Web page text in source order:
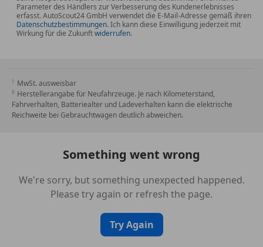
Parameter des Händlers zur Verbesserung des Kundenerlebnisses
erfasst. AutoScout24 GmbH verwendet die E-Mail-Adresse gemäß ihren
Datenschutzbestimmungen. Ich kann diese Einwilligung jederzeit mit
Wirkung für die Zukunftwiderrufen.
MwSt. ausweisbar
Herstellerangabe für Neufahrzeuge. Je nach Kilometerstand,
Fahrverhalten, Batteriealter und Ladeverhalten kann die elektrische
Reichweite bei Gebrauchtwagen deutlich abweichen.
Something went wrong
We're sorry, but something unexpected happened.
Please try again or refresh the page.
Try Again